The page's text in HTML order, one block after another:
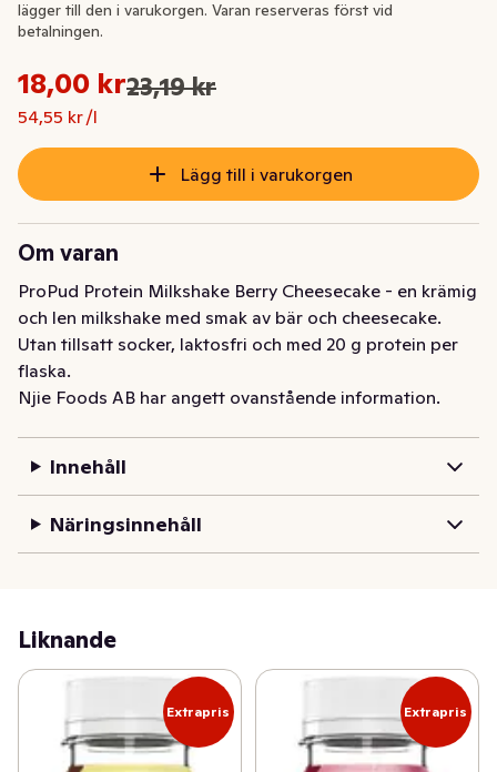
Ursprungspriset var: 23,19 kr
Nuvarande pris är: 18,00 kr
18,00 kr23,19 kr
54,55 kr /l
Styckpris: 54,55 kr /l
lägger till den i varukorgen. Varan reserveras först vid
betalningen.
Lägg till i varukorgen
Om varan
ProPud Protein Milkshake Berry Cheesecake - en krämig
och len milkshake med smak av bär och cheesecake.
Utan tillsatt socker, laktosfri och med 20 g protein per
flaska.
Njie Foods AB har angett ovanstående information.
Innehåll
Näringsinnehåll
Liknande
Extrapris Extrapris